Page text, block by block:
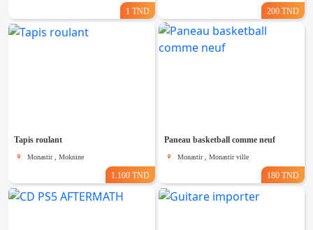
1 TND 200 TND
Tapis roulant
Monastir , Moknine
1.100 TND
Paneau basketball comme neuf
Monastir , Monastir ville
180 TND